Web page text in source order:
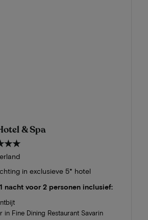
& Spa
in exclusieve 5* hotel
1 nacht voor 2 personen inclusief:
in Fine Dining Restaurant Savarin